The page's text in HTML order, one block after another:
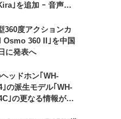
｣を追加 ｰ 音声で
可能に
360度アクションカ
Osmo 360 II｣を中国
に発表へ
ッドホン｢WH-
｣の派生モデル｢WH-
｣の更なる情報が明